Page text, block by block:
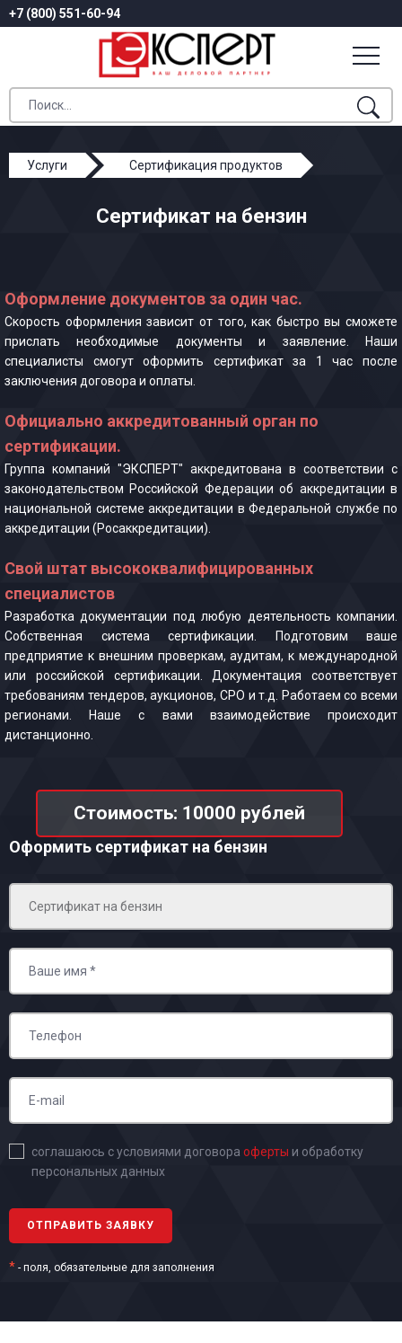
+7 (800) 551-60-94
Услуги
Сертификация продуктов
Сертификат на бензин
Оформление документов за один час.
Скорость оформления зависит от того, как быстро вы сможете
прислать необходимые документы и заявление. Наши
специалисты смогут оформить сертификат за 1 час после
заключения договора и оплаты.
Официально аккредитованный орган по
сертификации.
Группа компаний "ЭКСПЕРТ" аккредитована в соответствии с
законодательством Российской Федерации об аккредитации в
национальной системе аккредитации в Федеральной службе по
аккредитации (Росаккредитации).
Свой штат высококвалифицированных
специалистов
Разработка документации под любую деятельность компании.
Собственная система сертификации. Подготовим ваше
предприятие к внешним проверкам, аудитам, к международной
или российской сертификации. Документация соответствует
требованиям тендеров, аукционов, СРО и т.д. Работаем со всеми
регионами. Наше с вами взаимодействие происходит
дистанционно.
Стоимость: 10000 рублей
Оформить сертификат на бензин
соглашаюсь с условиями договора оферты и обработку
персональных данных
* - поля, обязательные для заполнения